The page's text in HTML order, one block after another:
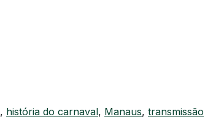
, história do carnaval, Manaus, transmissão